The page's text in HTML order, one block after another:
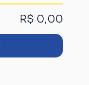
R$ 0,00